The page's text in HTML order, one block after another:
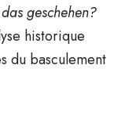
geschehen?
historique
du basculement